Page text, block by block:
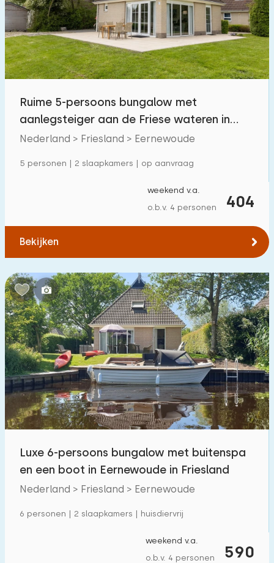
Ruime 5-persoons bungalow met
aanlegsteiger aan de Friese wateren in
Eernewoude
Nederland > Friesland > Eernewoude
5 personen | 2 slaapkamers | op aanvraag
404
weekend v.a.
o.b.v. 4 personen
Bekijken
Luxe 6-persoons bungalow met buitenspa
en een boot in Eernewoude in Friesland
Nederland > Friesland > Eernewoude
6 personen | 2 slaapkamers | huisdiervrij
590
weekend v.a.
o.b.v. 4 personen